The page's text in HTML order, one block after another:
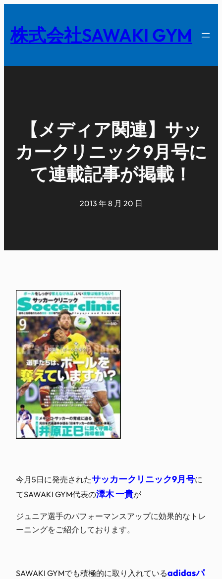
を
キ
株式会社SAWAKI GYM
【メディア関連】サッ
カークリニック9月号に
て連載記事が掲載！
2013 年 8 月 20 日
今月5日に発売されたサッカークリニック9月号に
てSAWAKI GYM代表の澤木 一貴が
ジュニア選手のパフォーマンスアップに効果的なトレ
ーニングをご紹介しております。
SAWAKI GYMでも積極的に取り入れているadidasパ